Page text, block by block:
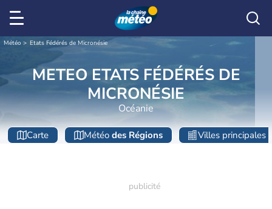
Météo Etats Fédérés de Micronésie
METEO ETATS FÉDÉRÉS DE
MICRONÉSIE
Océanie
Carte Météo des Régions Villes principales